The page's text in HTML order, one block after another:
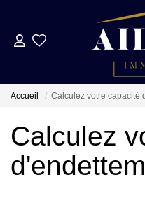
Accueil Calculez votre capacité
Calculez